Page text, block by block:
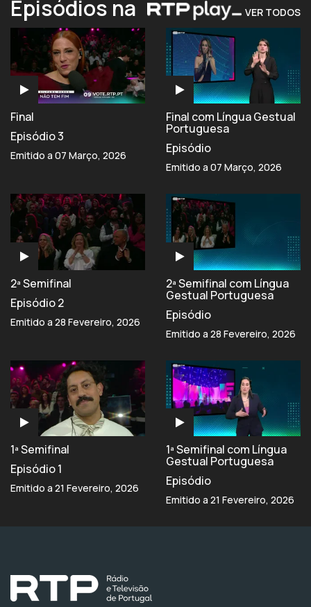
Episódios na VER TODOS
Final
Episódio 3
Emitido a 07 Março, 2026
Final com Língua Gestual
Portuguesa
Episódio
Emitido a 07 Março, 2026
2ª Semifinal
Episódio 2
Emitido a 28 Fevereiro, 2026
2ª Semifinal com Língua
Gestual Portuguesa
Episódio
Emitido a 28 Fevereiro, 2026
1ª Semifinal
Episódio 1
Emitido a 21 Fevereiro, 2026
1ª Semifinal com Língua
Gestual Portuguesa
Episódio
Emitido a 21 Fevereiro, 2026